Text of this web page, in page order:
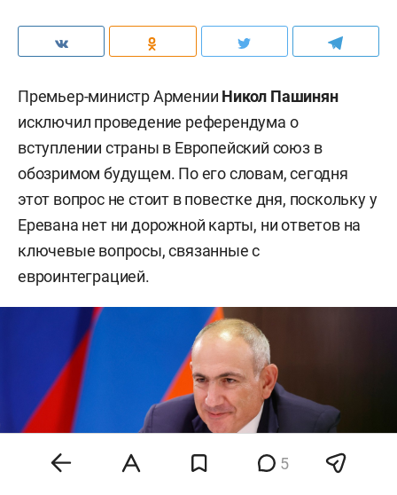
Премьер-министр Армении Никол Пашинян
исключил проведение референдума о
вступлении страны в Европейский союз в
обозримом будущем. По его словам, сегодня
этот вопрос не стоит в повестке дня, поскольку у
Еревана нет ни дорожной карты, ни ответов на
ключевые вопросы, связанные с
евроинтеграцией.
5